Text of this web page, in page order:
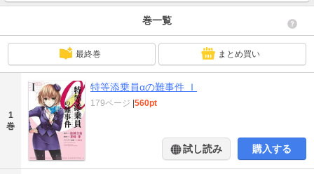
巻一覧
最終巻 まとめ買い
1
巻
特等添乗員αの難事件 Ｉ
179ページ |560pt
試し読み 購入する